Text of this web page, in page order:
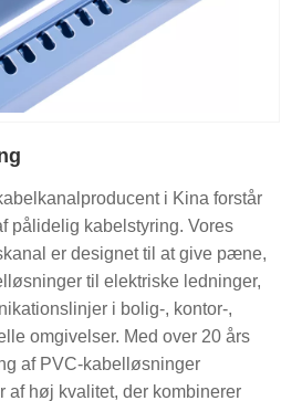
i Kina forstår
​​pålidelig kabelstyring. Vores
er designet til at give pæne,
til elektriske ledninger,
i bolig-, kontor-,
omgivelser. Med over 20 års
af PVC-kabelløsninger
af høj kvalitet, der kombinerer